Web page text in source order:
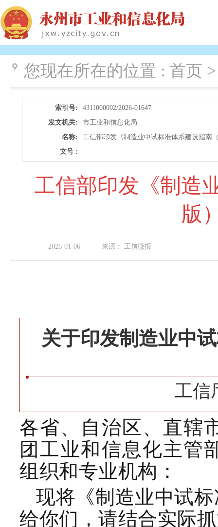
您现在所在的位置 : 首页
索引号:
4311000002/2026-01647
发文机关:
市工业和信息化局
名称:
工信部印发《制造业中试标准体系建设指南
文号 :
工信部印发《制造
版
2026-01-06 来源： 工信微报
关于印发制造业中
发
《
民
爆
行
实
工信
各省、自治区、直辖
团工业和信息化主管
组织和专业机构：
现将《制造业中试
给你们，请结合实际